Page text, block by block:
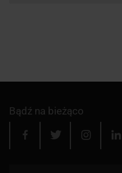
Bądź na bieżąco